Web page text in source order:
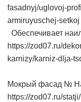
fasadnyj/uglovoj-
armiruyuschej-setkoj
Обеспечивает
https://zod07.ru/
karnizy/karniz-dlja-
Мокрый фасад №
https://zod07.ru/